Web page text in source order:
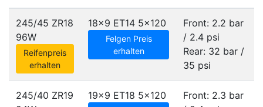
245/45 ZR18
96W
Reifenpreis
erhalten
18x9 ET14 5x120
Felgen Preis
erhalten
Front: 2.2 bar
/ 2.4 psi
Rear: 32 bar /
35 psi
245/40 ZR19
19x9 ET18 5x120
Front: 2.3 bar